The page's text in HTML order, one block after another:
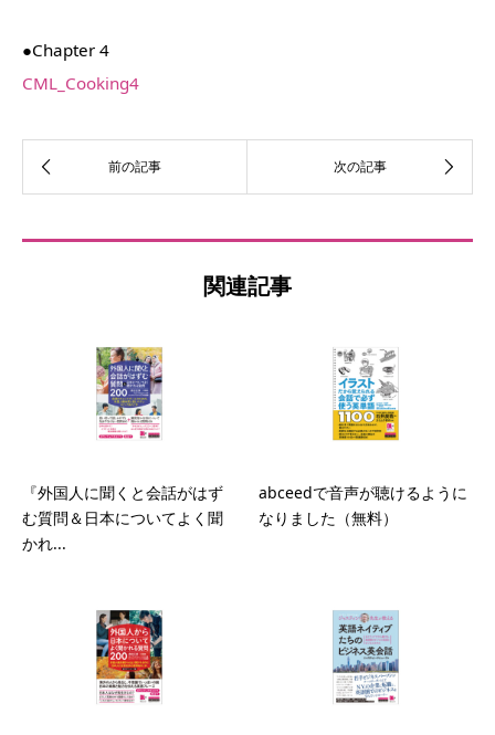
●Chapter 4
CML_Cooking4
関連記事
『外国人に聞くと会話がはず
む質問＆日本についてよく聞
かれ...
abceedで音声が聴けるように
なりました（無料）